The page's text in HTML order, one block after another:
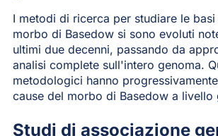
I metodi di ricerca per studiare le
morbo di Basedow si sono evoluti
ultimi due decenni, passando da
analisi complete sull'intero genoma.
metodologici hanno
cause del morbo di Basedow a livello
Studi di associazione